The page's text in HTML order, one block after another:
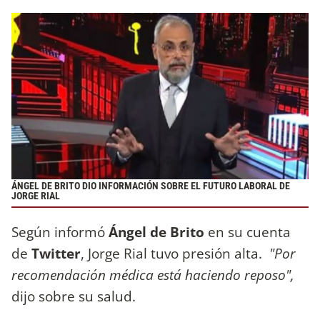
ÁNGEL DE BRITO DIO INFORMACIÓN SOBRE EL FUTURO LABORAL DE
JORGE RIAL
Según informóÁngel de Brito en su cuenta
de Twitter, Jorge Rial tuvo presión alta. "Por
recomendación médica está haciendo reposo",
dijo sobre su salud.